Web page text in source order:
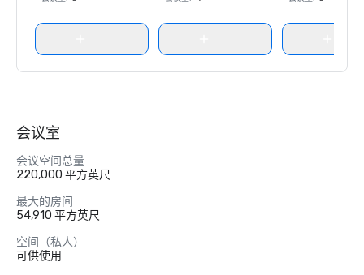
会议室
会议空间总量
220,000 平方英尺
最大的房间
54,910 平方英尺
空间（私人）
可供使用